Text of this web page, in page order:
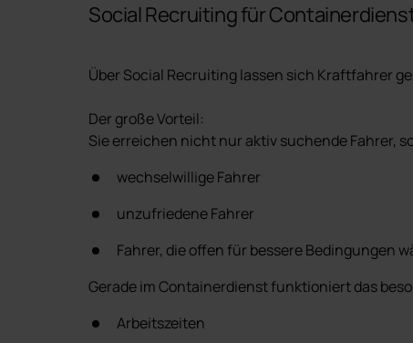
Social Recruiting für
Über Social Recruiting lassen sich Kraftfahrer
Der große Vorteil:
Sie erreichen nicht nur aktiv suchende Fahrer,
wechselwillige Fahrer
unzufriedene Fahrer
Fahrer, die offen für bessere Bedingungen
Gerade im Containerdienst funktioniert das
Arbeitszeiten